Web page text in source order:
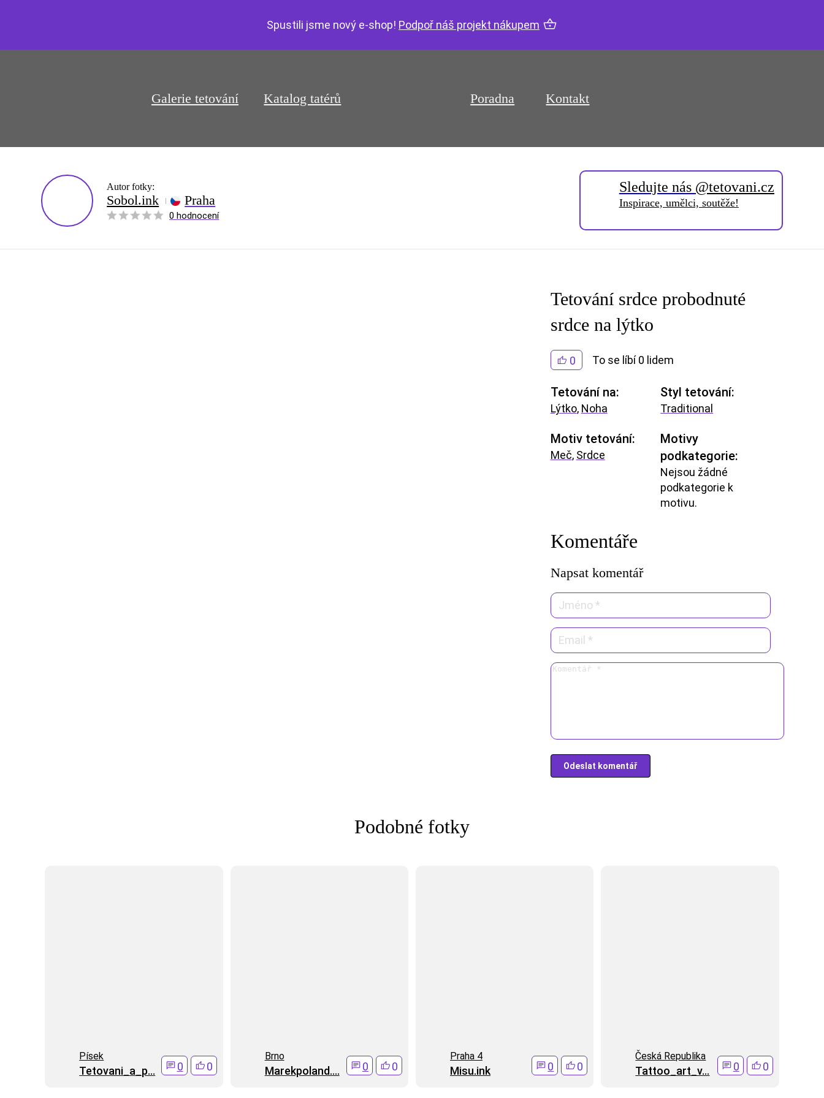
Spustili jsme nový e-shop! Podpoř náš projekt nákupem
Galerie tetování Katalog tatérů Poradna Kontakt
Autor fotky:
Sobol.ink Praha
0 hodnocení
Sledujte nás @tetovani.cz
Inspirace, umělci, soutěže!
Tetování srdce probodnuté
srdce na lýtko
0 To se líbí 0 lidem
Tetování na:
Lýtko, Noha
Motiv tetování:
Meč, Srdce
Styl tetování:
Traditional
Motivy
podkategorie:
Nejsou žádné
podkategorie k
motivu.
Komentáře
Napsat komentář
Podobné fotky
Písek
Tetovani_a_p... 0 0
Brno
Marekpoland.... 0 0
Praha 4
Misu.ink 0 0
Česká Republika
Tattoo_art_v... 0 0